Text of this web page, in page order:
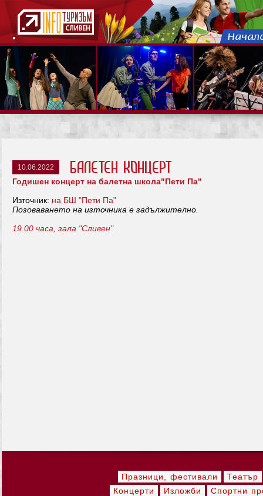
10.06.2022 Балетен концерт
Годишен концерт на балетна школа"Пети Па"
Източник: на БШ "Пети Па"
Позоваването на източника е задължително.
19.00 часа, зала "Сливен"
Празници, фестивали
Театър
Концерти
Изложби
Спортни